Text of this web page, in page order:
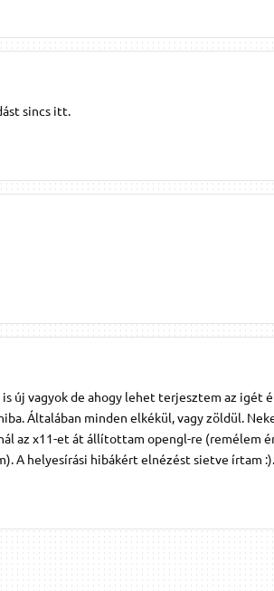
sincs itt.
új vagyok de ahogy lehet terjesztem az igét
Általában minden elkékül, vagy zöldül.
az x11-et át állítottam opengl-re (remélem
A helyesírási hibákért elnézést sietve írtam :).